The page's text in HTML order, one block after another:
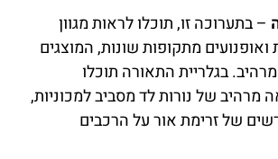
– בתערוכה זו, תוכלו לראות מגוון
ואופנועים מתקופות שונות, המוצגים
בגלריית התאורה תוכלו
של נורות לד מסביב למכוניות,
של זרימת אור על הרכבים